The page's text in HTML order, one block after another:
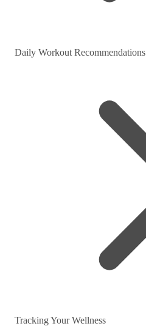
Daily Workout Recommendations
Tracking Your Wellness